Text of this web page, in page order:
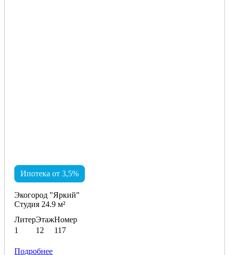
Ипотека от 3,5%
Экогород "Яркий"
Студия 24.9 м²
Литер
1
Этаж
12
Номер
117
Подробнее